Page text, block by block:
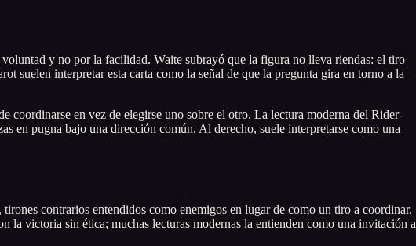
y no por la facilidad. Waite subrayó que la figura no lleva riendas: el tiro
suelen interpretar esta carta como la señal de que la pregunta gira en torno a la
coordinarse en vez de elegirse uno sobre el otro. La lectura moderna del Rider-
en pugna bajo una dirección común. Al derecho, suele interpretarse como una
contrarios entendidos como enemigos en lugar de como un tiro a coordinar,
victoria sin ética; muchas lecturas modernas la entienden como una invitación a